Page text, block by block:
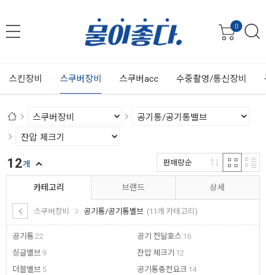
0
스킨장비 스쿠버장비 스쿠버acc 수중촬영/통신장비
카테고리
스쿠버장비 공기통/공기통밸브 (11개 카테고리)
공기통 22
싱글밸브 9
더블밸브 5
공기 전달호스 16
잔압 체크기 12
공기통충전요크 14
브랜드 상세
12개 판매량순